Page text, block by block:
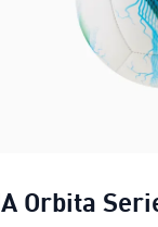
Orbita